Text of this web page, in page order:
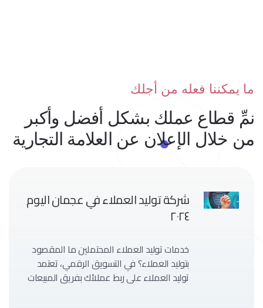
ما يمكننا فعله من أجلك
نمِّ قطاع عملك بشكل أفضل وأكبر
من خلال الإعلان عن العلامة التجارية
شركة توليد العملاء في عجمان اليوم
٢٠٢٤
خدمات توليد العملاء المحتملين ما المقصود
بتوليد العملاء؟ في التسويق الرقمي، تعتمد
توليد العملاء على ربط عملائك بفريق المبيعات